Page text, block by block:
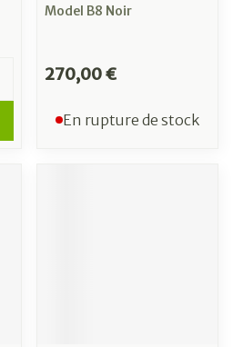
Model B8 Noir
270,00 €
En rupture de stock